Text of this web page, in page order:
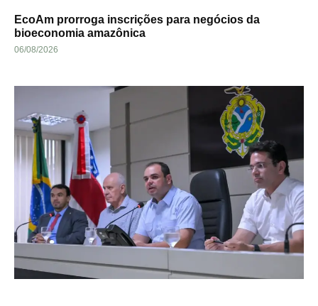
EcoAm prorroga inscrições para negócios da
bioeconomia amazônica
06/08/2026